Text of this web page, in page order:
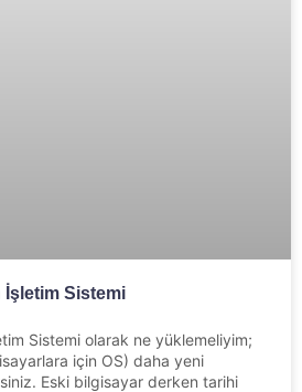
Sistemi
Sistemi olarak ne yüklemeliyim;
için OS) daha yeni
Eski bilgisayar derken tarihi